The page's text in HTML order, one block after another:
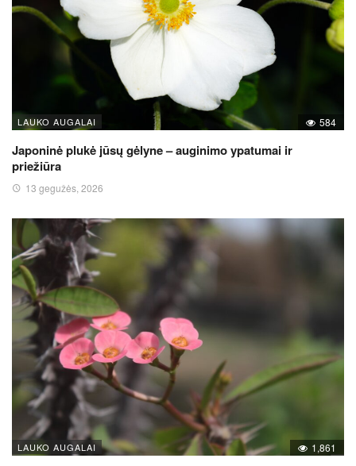
LAUKO AUGALAI 584
Japoninė plukė jūsų gėlyne – auginimo ypatumai ir
priežiūra
13 gegužės, 2026
LAUKO AUGALAI 1,861